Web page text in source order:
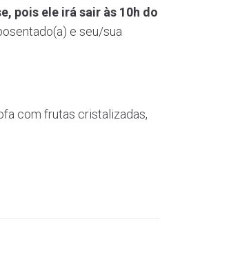
pois ele irá sair às 10h do
e seu/sua
com frutas cristalizadas,